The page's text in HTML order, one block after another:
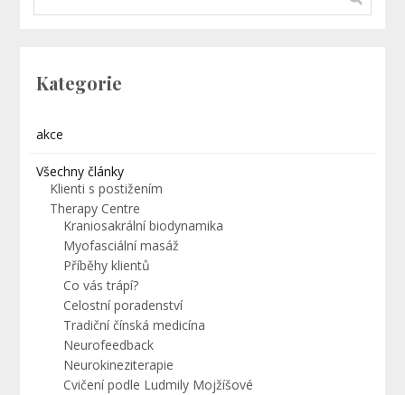
Kategorie
akce
Všechny články
Klienti s postižením
Therapy Centre
Kraniosakrální biodynamika
Myofasciální masáž
Příběhy klientů
Co vás trápí?
Celostní poradenství
Tradiční čínská medicína
Neurofeedback
Neurokineziterapie
Cvičení podle Ludmily Mojžíšové